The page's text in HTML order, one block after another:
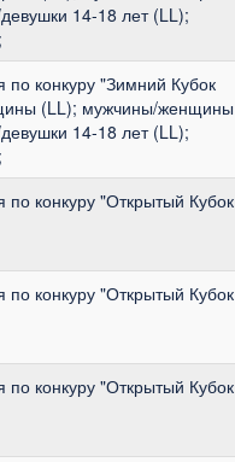
14-18 лет (LL);
по конкуру "Зимний Кубок
(LL); мужчины/женщины
14-18 лет (LL);
по конкуру "Открытый Кубок
по конкуру "Открытый Кубок
по конкуру "Открытый Кубок